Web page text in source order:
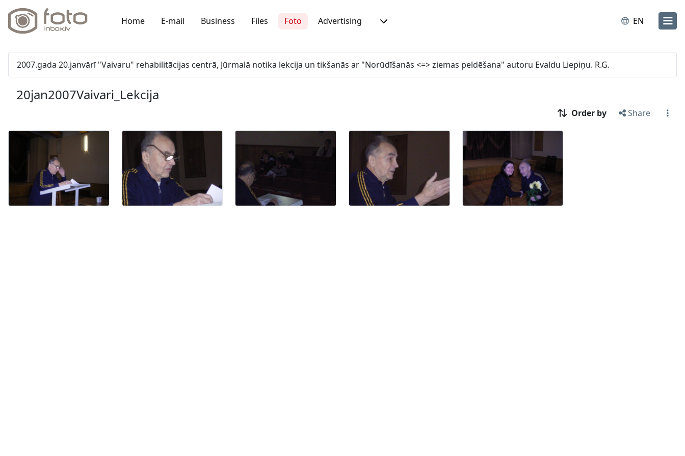
Home E-mail Business Files Foto Advertising EN
2007.gada 20.janvārī "Vaivaru" rehabilitācijas centrā, Jūrmalā notika lekcija un tikšanās ar "Norūdīšanās <=> ziemas peldēšana" autoru Evaldu Liepiņu. R.G.
20jan2007Vaivari_Lekcija
Order by Share